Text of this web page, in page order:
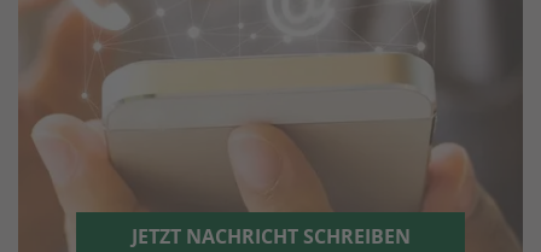
JETZT NACHRICHT SCHREIBEN